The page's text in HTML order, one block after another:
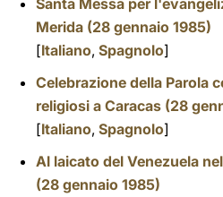
Santa Messa per
Merida (28 gennaio 1985)
[Italiano, Spagnolo]
Celebrazione della Parola
religiosi a Caracas (28
[Italiano, Spagnolo]
Al laicato del Venezuela
(28 gennaio 1985)